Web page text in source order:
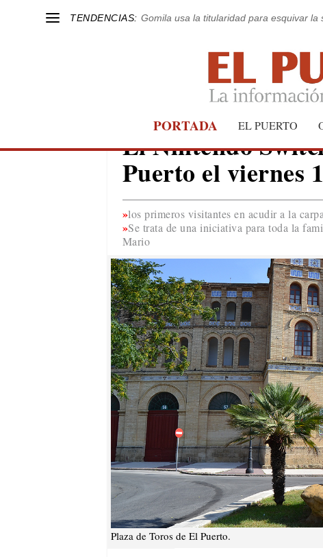
TENDENCIAS: Gomila usa la titularidad para esquivar
PORTADA EL PUERTO
ENTRETENIMIENTO
El Nintendo
Puerto el viernes
los primeros visitantes en acudir a la
Se trata de una iniciativa para toda la
Mario
Plaza de Toros de El Puerto.